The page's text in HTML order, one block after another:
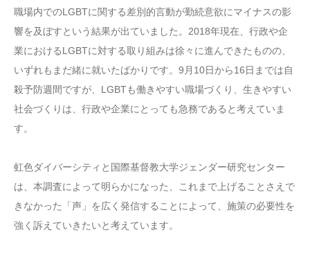
職場内でのLGBTに関する差別的言動が勤続意欲にマイナスの影
響を及ぼすという結果が出ていました。2018年現在、行政や企
業におけるLGBTに対する取り組みは徐々に進んできたものの、
いずれもまだ緒に就いたばかりです。9月10日から16日までは自
殺予防週間ですが、LGBTも働きやすい職場づくり、生きやすい
社会づくりは、行政や企業にとっても急務であると考えていま
す。
虹色ダイバーシティと国際基督教大学ジェンダー研究センター
は、本調査によって明らかになった、これまで上げることさえで
きなかった「声」を広く発信することによって、施策の必要性を
強く訴えていきたいと考えています。